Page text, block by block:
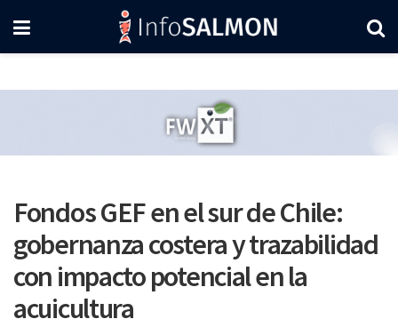
Fondos GEF en el sur de Chile:
gobernanza costera y trazabilidad
con impacto potencial en la
acuicultura